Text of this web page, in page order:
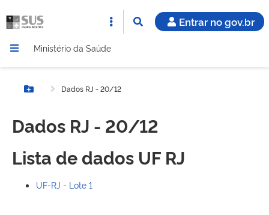
Entrar no gov.br
Ministério da Saúde
Botão MenuDados RJ - 20/12
Dados RJ - 20/12
Lista de dados UF RJ
UF-RJ - Lote 1